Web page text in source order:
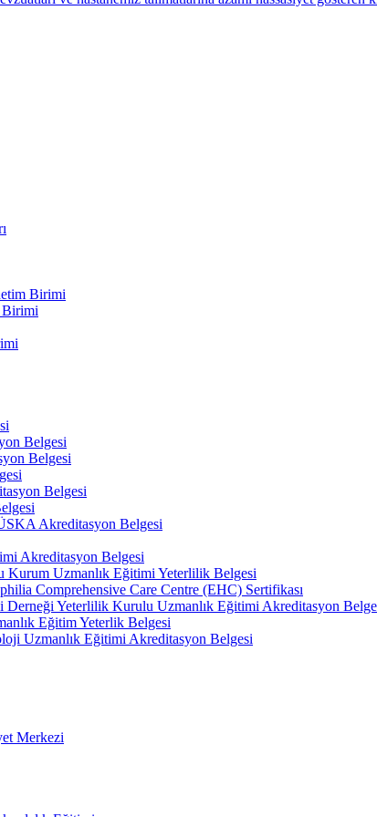
Birimi
Birimi
Belgesi
Belgesi
Belgesi
Akreditasyon Belgesi
Akreditasyon Belgesi
Uzmanlık Eğitimi Yeterlilik Belgesi
Comprehensive Care Centre (EHC) Sertifikası
Yeterlilik Kurulu Uzmanlık Eğitimi Akreditasyon
Eğitim Yeterlik Belgesi
Uzmanlık Eğitimi Akreditasyon Belgesi
Merkezi